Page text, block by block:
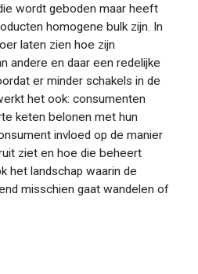
wordt geboden maar heeft
homogene bulk zijn. In
laten zien hoe zijn
andere en daar een redelijke
er minder schakels in de
het ook: consumenten
keten belonen met hun
invloed op de manier
ziet en hoe die beheert
het landschap waarin de
misschien gaat wandelen of